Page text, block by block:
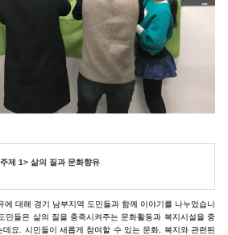
제 1> 삶의 질과 문화향유
에 대해 경기 남부지역 도민들과 함께 이야기를 나누었습니
민들은 삶의 질을 충족시켜주는 문화활동과 복지시설을 중
요. 시민들이 새롭게 참여할 수 있는 문화, 복지와 관련된